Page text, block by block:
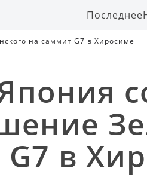
Последнее
на саммит G7 в Хиросиме
в